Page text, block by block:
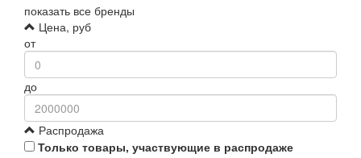
показать все бренды
Цена, руб
от
до
Распродажа
Только товары, участвующие в распродаже